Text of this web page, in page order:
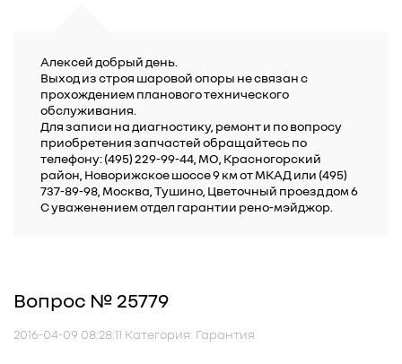
Алексей добрый день.
Выход из строя шаровой опоры не связан с
прохождением планового технического
обслуживания.
Для записи на диагностику, ремонт и по вопросу
приобретения запчастей обращайтесь по
телефону: (495) 229-99-44, МО, Красногорский
район, Новорижское шоссе 9 км от МКАД или (495)
737-89-98, Москва, Тушино, Цветочный проезд дом 6
С уваженением отдел гарантии рено-мэйджор.
Вопрос № 25779
2016-04-09 08:28:11 Категория: Гарантия